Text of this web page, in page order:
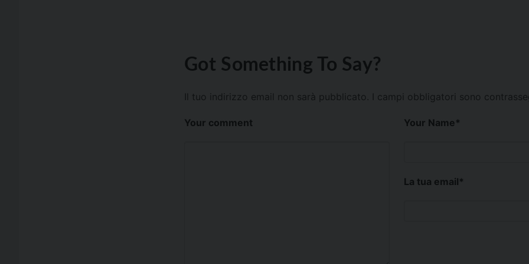
Got Something To Say?
Il tuo indirizzo email non sarà pubblicato. I campi obbligatori sono
Your comment Your Name*
La tua email*